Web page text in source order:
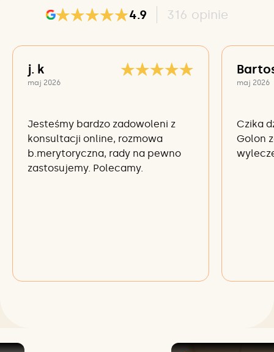
4.9 316 opinie
j. k
maj 2026
Jesteśmy bardzo zadowoleni z
konsultacji online, rozmowa
b.merytoryczna, rady na pewno
zastosujemy. Polecamy.
maj 2026
Czika
Golon